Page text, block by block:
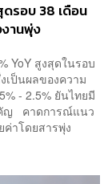
ดรอบ 38 เดือน
านพุ่ง
YoY สูงสุดในรอบ
เป็นผลของความ
- 2.5% ยันไทยมี
คัญ คาดการณ์แนว
ค่าโดยสารพุ่ง